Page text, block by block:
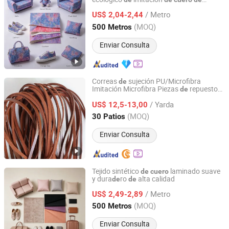
zapatos/bolsos
US$ 2,04-2,44 / Metro
500 Metros (MOQ)
Enviar Consulta
Zhejiang Minfeng Chemistry Co., Ltd
Zhejiang, China Desde 2026
Correasde sujeción PU/Microfibra
Imitación Microfibra Piezasde repuesto
US$ 12,5-13,00 / Yarda
30 Patios (MOQ)
Enviar Consulta
Dongguan Lihe Leather Co. Ltd
Guangdong, China Desde 2025
Tejido sintéticode cuero laminado suave
y duraderode alta calidad
US$ 2,49-2,89 / Metro
500 Metros (MOQ)
Enviar Consulta
Zhejiang Minfeng Chemistry Co., Ltd
Zhejiang, China Desde 2026